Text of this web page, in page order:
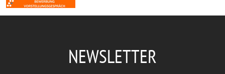
NEWSLETTER